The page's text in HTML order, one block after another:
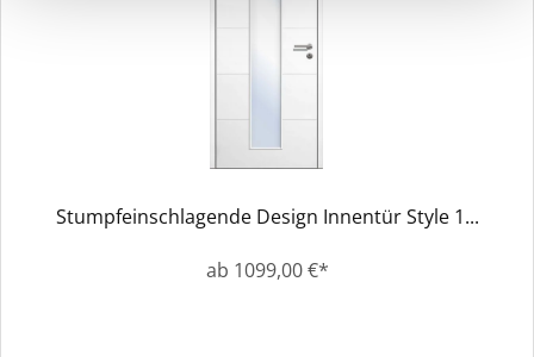
Stumpfeinschlagende Design Innentür Style 1...
ab 1099,00 €*